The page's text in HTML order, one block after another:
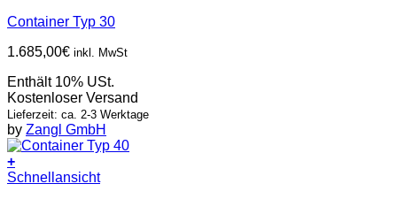
Container Typ 30
1.685,00€ inkl. MwSt
Enthält 10% USt.
Kostenloser Versand
Lieferzeit: ca. 2-3 Werktage
by Zangl GmbH
+
Schnellansicht